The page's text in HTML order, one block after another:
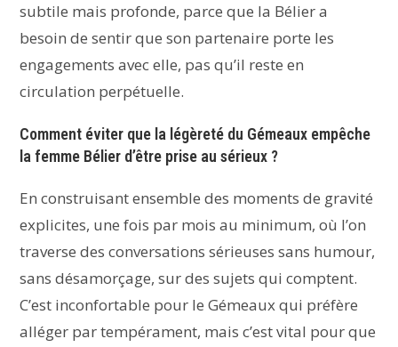
subtile mais profonde, parce que la Bélier a
besoin de sentir que son partenaire porte les
engagements avec elle, pas qu’il reste en
circulation perpétuelle.
Comment éviter que la légèreté du Gémeaux empêche
la femme Bélier d’être prise au sérieux ?
En construisant ensemble des moments de gravité
explicites, une fois par mois au minimum, où l’on
traverse des conversations sérieuses sans humour,
sans désamorçage, sur des sujets qui comptent.
C’est inconfortable pour le Gémeaux qui préfère
alléger par tempérament, mais c’est vital pour que